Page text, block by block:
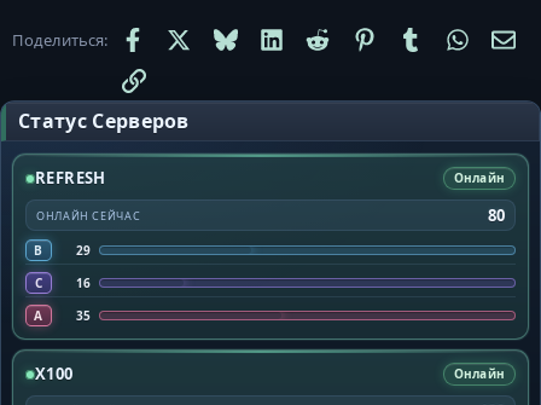
Поделиться: Facebook Bluesky LinkedIn
Reddit PinterestTumblr
Ссылка
Статус Серверов
REFRESH Онлайн
ОНЛАЙН СЕЙЧАС 80
B
29
C
16
A
35
X100 Онлайн